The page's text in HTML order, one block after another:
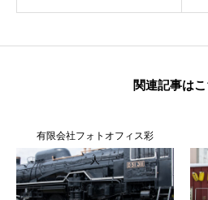
関連記事は
有限会社フォトオフィス彩
人